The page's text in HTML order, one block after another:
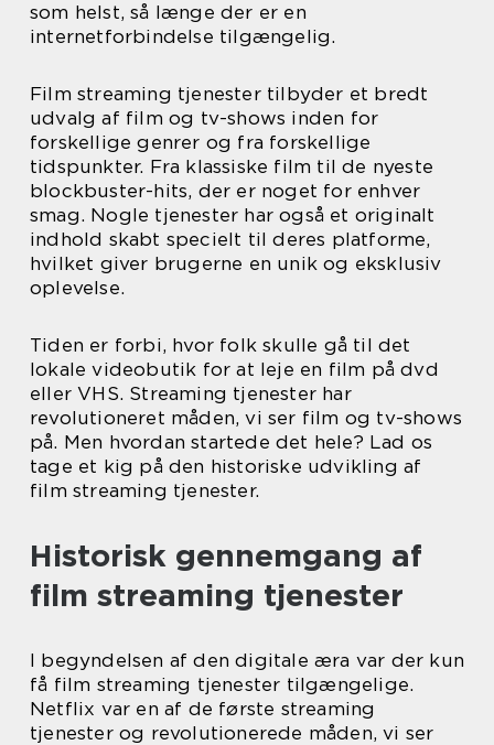
som helst, så længe der er en
internetforbindelse tilgængelig.
Film streaming tjenester tilbyder et bredt
udvalg af film og tv-shows inden for
forskellige genrer og fra forskellige
tidspunkter. Fra klassiske film til de nyeste
blockbuster-hits, der er noget for enhver
smag. Nogle tjenester har også et originalt
indhold skabt specielt til deres platforme,
hvilket giver brugerne en unik og eksklusiv
oplevelse.
Tiden er forbi, hvor folk skulle gå til det
lokale videobutik for at leje en film på dvd
eller VHS. Streaming tjenester har
revolutioneret måden, vi ser film og tv-shows
på. Men hvordan startede det hele? Lad os
tage et kig på den historiske udvikling af
film streaming tjenester.
Historisk gennemgang af
film streaming tjenester
I begyndelsen af den digitale æra var der kun
få film streaming tjenester tilgængelige.
Netflix var en af de første streaming
tjenester og revolutionerede måden, vi ser